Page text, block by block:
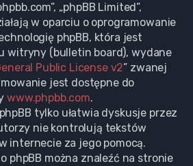
„phpBB Limited”,
w oparciu o oprogramowanie
phpBB, która jest
witryny (bulletin board), wydane
Public License v2” zwanej
jest dostępne do
www.phpbb.com.
tylko ułatwia dyskusje przez
nie kontrolują tekstów
internecie za jego pomocą.
phpBB można znaleźć na stronie